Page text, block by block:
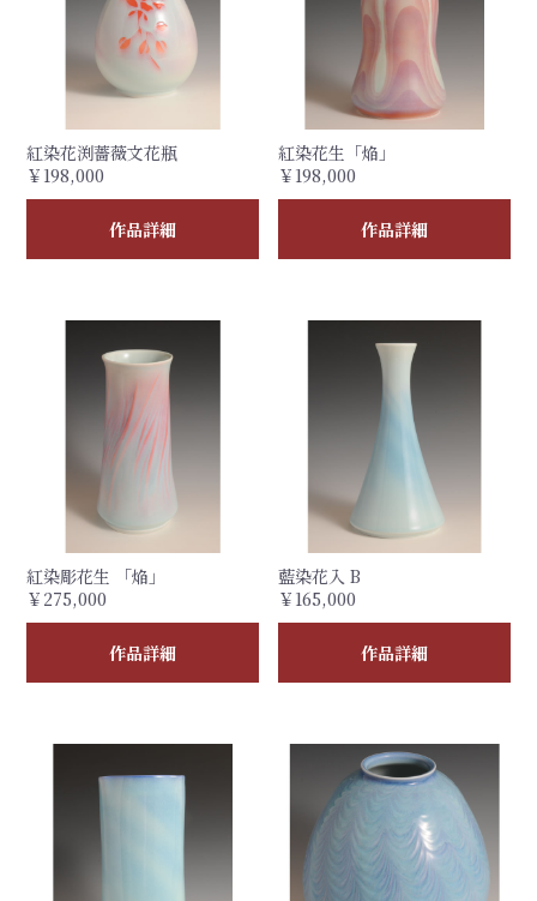
紅染花渕薔薇文花瓶
￥198,000
作品詳細
紅染花生「焔」
￥198,000
作品詳細
紅染彫花生 「焔」
￥275,000
作品詳細
藍染花入 B
￥165,000
作品詳細